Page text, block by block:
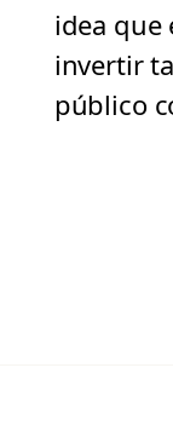
idea que
invertir
público